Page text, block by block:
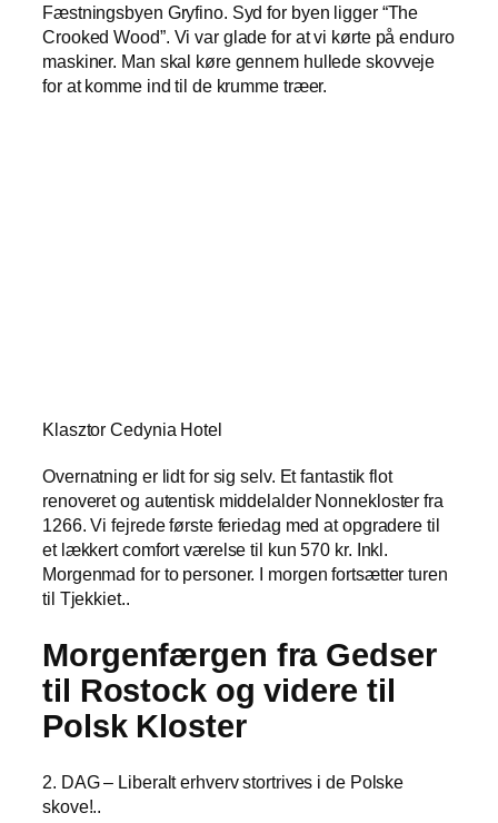
Fæstningsbyen Gryfino. Syd for byen ligger “The
Crooked Wood”. Vi var glade for at vi kørte på enduro
maskiner. Man skal køre gennem hullede skovveje
for at komme ind til de krumme træer.
Klasztor Cedynia Hotel
Overnatning er lidt for sig selv. Et fantastik flot
renoveret og autentisk middelalder Nonnekloster fra
1266. Vi fejrede første feriedag med at opgradere til
et lækkert comfort værelse til kun 570 kr. Inkl.
Morgenmad for to personer. I morgen fortsætter turen
til Tjekkiet..
Morgenfærgen fra Gedser
til Rostock og videre til
Polsk Kloster
2. DAG – Liberalt erhverv stortrives i de Polske
skove!..